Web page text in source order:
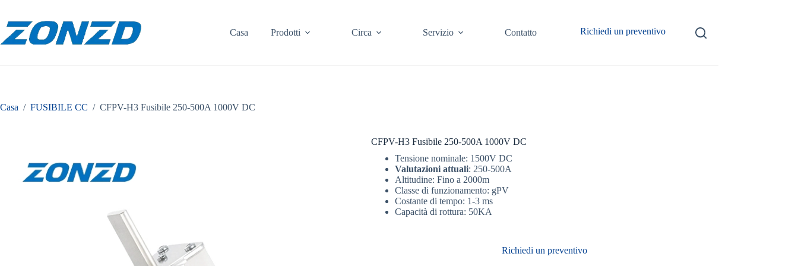
contenuto
Casa Prodotti Circa Servizio Contatto Richiedi un preventivo
Casa / FUSIBILE CC / CFPV-H3 Fusibile 250-500A 1000V DC
CFPV-H3 Fusibile 250-500A 1000V DC
Tensione nominale: 1500V DC
Valutazioni attuali: 250-500A
Altitudine: Fino a 2000m
Classe di funzionamento: gPV
Costante di tempo: 1-3 ms
Capacità di rottura: 50KA
Richiedi un preventivo